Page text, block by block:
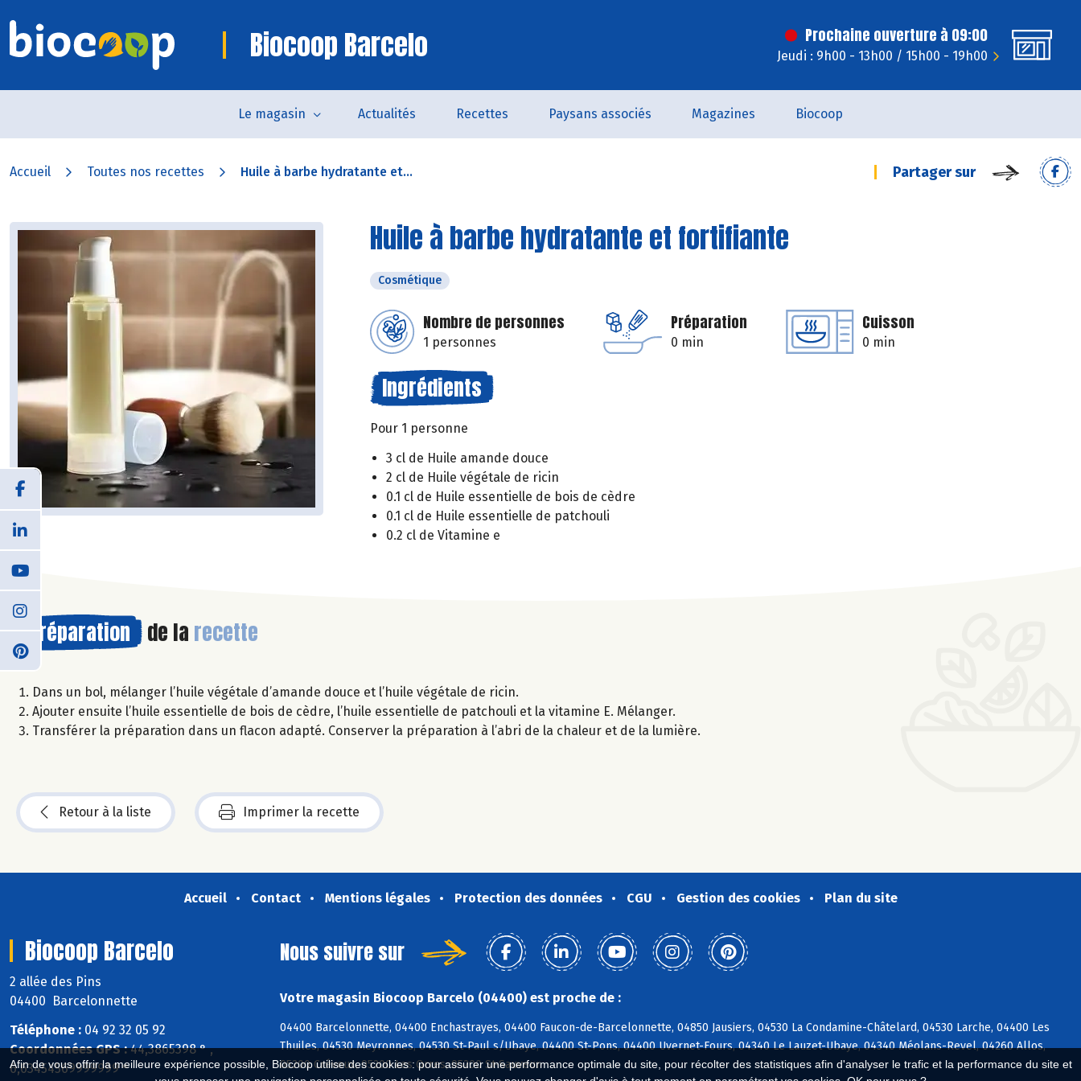
Afin de vous offrir la meilleure expérience possible, Biocoop utilise des cookies : pour assurer une performance optimale du site, pour récolter des statistiques afin d'analyser le trafic et la performance du site et
Biocoop Barcelo Prochaine ouverture à 09:00
Jeudi : 9h00 - 13h00 / 15h00 - 19h00
Le magasin Actualités Recettes Paysans associés Magazines Biocoop
Accueil Toutes nos recettes Huile à barbe hydratante et... Partager sur
Huile à barbe hydratante et fortifiante
Cosmétique
Nombre de personnes
1 personnes
Préparation
0 min
Cuisson
0 min
Ingrédients
Pour 1 personne
3 cl de Huile amande douce
2 cl de Huile végétale de ricin
0.1 cl de Huile essentielle de bois de cèdre
0.1 cl de Huile essentielle de patchouli
0.2 cl de Vitamine e
Préparation de la recette
Dans un bol, mélanger l’huile végétale d’amande douce et l’huile végétale de ricin.
Ajouter ensuite l’huile essentielle de bois de cèdre, l’huile essentielle de patchouli et la vitamine E. Mélanger.
Transférer la préparation dans un flacon adapté. Conserver la préparation à l’abri de la chaleur et de la lumière.
Retour à la liste Imprimer la recette
Accueil Contact Mentions légales Protection des données CGU Gestion des cookies Plan du site
Biocoop Barcelo
2 allée des Pins
04400 Barcelonnette
Téléphone : 04 92 32 05 92
Coordonnées GPS :44,3865398 ° ,
6,63454569999999 °
Nous suivre sur
Votre magasin Biocoop Barcelo (04400) est proche de :
04400 Barcelonnette, 04400 Enchastrayes, 04400 Faucon-de-Barcelonnette, 04850 Jausiers, 04530 La Condamine-Châtelard, 04530 Larche, 04400 Les
Thuiles, 04530 Meyronnes, 04530 St-Paul s/Ubaye, 04400 St-Pons, 04400 Uvernet-Fours, 04340 Le Lauzet-Ubaye, 04340 Méolans-Revel, 04260 Allos,
05200 Crévoux, 05200 Les Orres, 05200 St-Sauveur